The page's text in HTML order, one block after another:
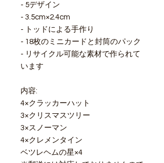
- 5デザイン
- 3.5cm×2.4cm
- トッドによる手作り
- 18枚のミニカードと封筒のパック
- リサイクル可能な素材で作られて
います
内容:
4×クラッカーハット
3×クリスマスツリー
3×スノーマン
4×クレメンタイン
ベツレヘムの星×4